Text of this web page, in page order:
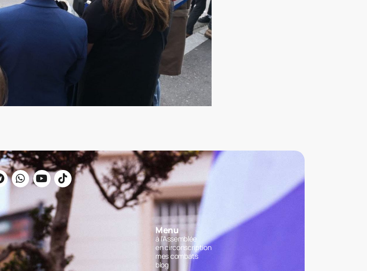
Menu
à l'Assemblée
en circonscription
mes combats
blog